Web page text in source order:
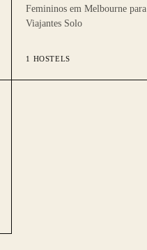
Femininos em Melbourne para
Viajantes Solo
1 HOSTELS